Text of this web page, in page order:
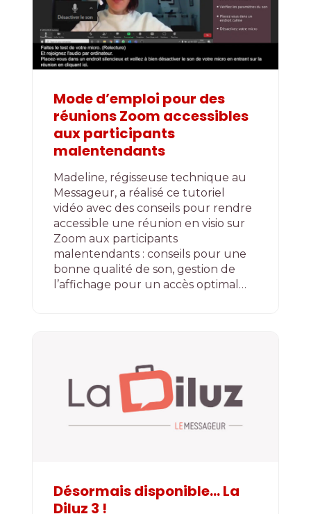
Mode d’emploi pour des
réunions Zoom accessibles
aux participants
malentendants
Madeline, régisseuse technique au
Messageur, a réalisé ce tutoriel
vidéo avec des conseils pour rendre
accessible une réunion en visio sur
Zoom aux participants
malentendants : conseils pour une
bonne qualité de son, gestion de
l’affichage pour un accès optimal…
Désormais disponible… La
Diluz 3 !